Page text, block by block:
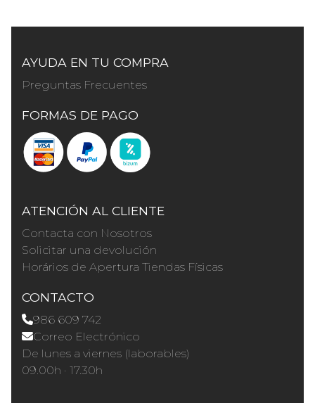
AYUDA EN TU COMPRA
Preguntas Frecuentes
FORMAS DE PAGO
ATENCIÓN AL CLIENTE
Contacta con Nosotros
Solicitar una devolución
Horários de Apertura Tiendas Físicas
CONTACTO
986 609 742
Correo Electrónico
De lunes a viernes (laborables)
09.00h · 17.30h